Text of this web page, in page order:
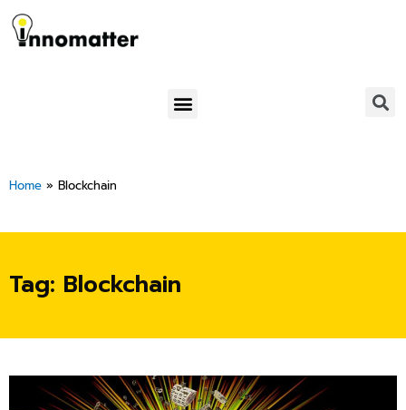
Skip
to
content
Menu
Home » Blockchain
Tag: Blockchain